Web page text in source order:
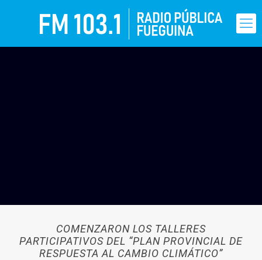
COMENZARON LOS TALLERES
PARTICIPATIVOS DEL “PLAN PROVINCIAL DE
RESPUESTA AL CAMBIO CLIMÁTICO”